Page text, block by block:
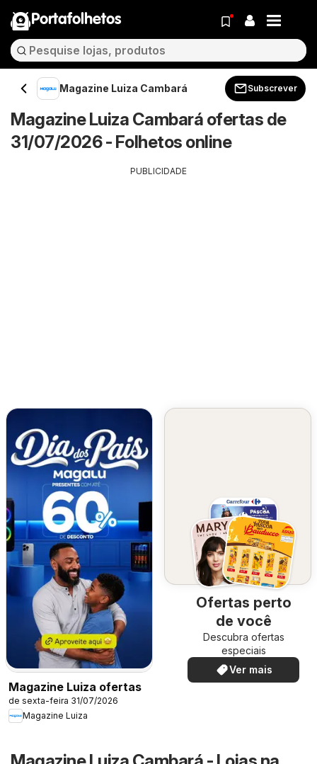
Portafolhetos
Magazine Luiza Cambará Subscrever
Magazine Luiza Cambará ofertas de
31/07/2026 - Folhetos online
PUBLICIDADE
Magazine Luiza ofertas
de sexta-feira 31/07/2026
Magazine Luiza
Ofertas perto
de você
Descubra ofertas
especiais
Ver mais